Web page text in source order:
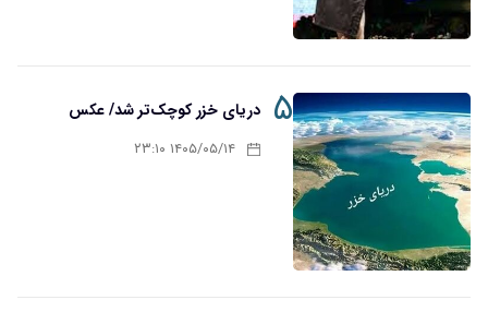
۵ دریای خزر کوچک‌تر شد/ عکس
۱۴۰۵/۰۵/۱۴ ۲۳:۱۰